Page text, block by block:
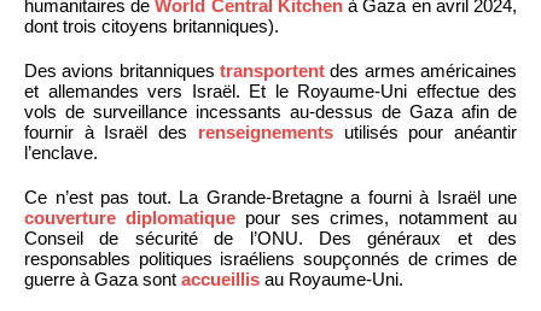
humanitaires deWorld Central Kitchenà Gaza en avril 2024,
dont trois citoyens britanniques).
Des avions britanniques transportent des armes américaines
et allemandes vers Israël. Et le Royaume-Uni effectue des
vols de surveillance incessants au-dessus de Gaza afin de
fournir à Israël des renseignementsutilisés pour anéantir
l’enclave.
Ce n’est pas tout. La Grande-Bretagne a fourni à Israël une
couverture diplomatique pour ses crimes, notamment au
Conseil de sécurité de l’ONU. Des généraux et des
responsables politiques israéliens soupçonnés de crimes de
guerre à Gaza sont accueillis au Royaume-Uni.